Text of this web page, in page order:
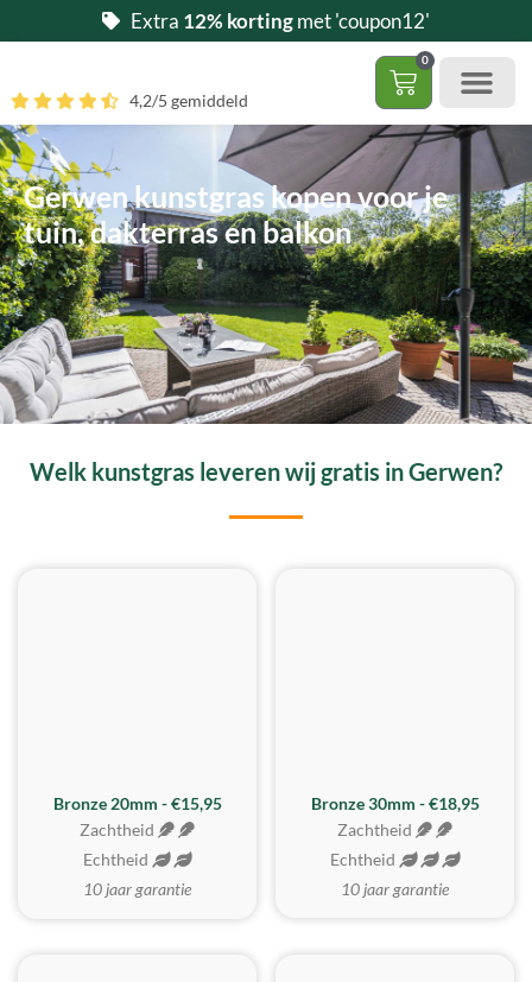
naar
inhoud
Extra 12% kortingmet 'coupon12'
0
4,2/5 gemiddeld
Gerwen kunstgras kopen voor je
tuin, dakterras en balkon
Welk kunstgras leveren wij gratis in Gerwen?
Bronze 20mm - €15,95
Zachtheid
Echtheid
10 jaar garantie
BESTE KOOP
Bronze 30mm - €18,95
Zachtheid
Echtheid
10 jaar garantie